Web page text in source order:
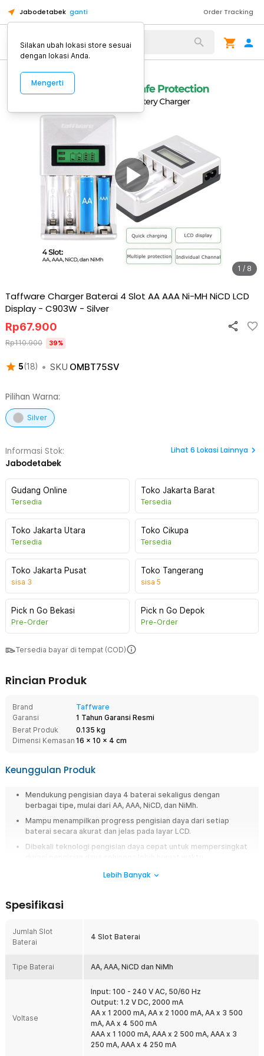
Jabodetabek ganti Order Tracking
Alat Kopi
1 / 8
Taffware Charger Baterai 4 Slot AA AAA Ni-MH NiCD LCD
Display - C903W - Silver
5(18) • SKU OMBT75SV
Rp67.900
Rp110.900 39%
Pilihan Warna:
Silver
Informasi Stok:
Jabodetabek
Lihat 6 Lokasi Lainnya
Gudang Online
Tersedia
Toko Jakarta Barat
Tersedia
Toko Jakarta Utara
Tersedia
Toko Cikupa
Tersedia
Toko Jakarta Pusat
sisa 3
Toko Tangerang
sisa 5
Pick n Go Bekasi
Pre-Order
Pick n Go Depok
Pre-Order
Tersedia bayar di tempat (COD)
Rincian Produk
Brand
Taffware
Garansi
1 Tahun Garansi Resmi
Berat Produk
0.135 kg
Dimensi Kemasan 16 x 10 x 4 cm
Keunggulan Produk
Mendukung pengisian daya 4 baterai sekaligus dengan
berbagai tipe, mulai dari AA, AAA, NiCD, dan NiMh.
Mampu menampilkan progress pengisian daya dari setiap
baterai secara akurat dan jelas pada layar LCD.
Dibekali teknologi pengisian daya cepat untuk mempersingkat
Pemakaian lebih aman dan mudah karena memiliki berbagai
Overview
Dengan charger baterai dari Taffware, Anda bisa mengisi daya 4 buah
baterai sekaligus. Tipe baterainya juga luas, mulai dari AA, AAA, NiCD, dan
juga dilengkapi dengan indikator LCD yang dapat menampilkan daya dari
Layar LCD Tampilkan Informasi
Tak perlu lagi menebak-nebak kapan daya baterai terisi penuh.
Charger baterai dari Taffware memiliki layar LCD yang dapat
Lebih Banyak
Spesifikasi
Jumlah Slot
Baterai
4 Slot Baterai
Tipe Baterai AA, AAA, NiCD dan NiMh
Voltase
Input: 100 - 240 V AC, 50/60 Hz
Output: 1.2 V DC, 2000 mA
AA x 1 2000 mA, AA x 2 1000 mA, AA x 3 500
mA, AA x 4 500 mA
AAA x 1 1000 mA, AAA x 2 500 mA, AAA x 3
250 mA, AAA x 4 250 mA
Silakan ubah lokasi store sesuai
dengan lokasi Anda.
Mengerti